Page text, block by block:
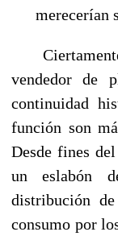
merecerían
vendedor de
continuidad
función son
Desde fines
un eslabón
distribución
consumo por